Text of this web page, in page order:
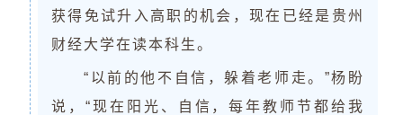
获得免试升入高职的机会，现在已经是 贵州
财经大学在读本科生。
“以前的他不自信，躲着老师走。”杨盼
说，“现在阳光、自信，每年教师节都给我